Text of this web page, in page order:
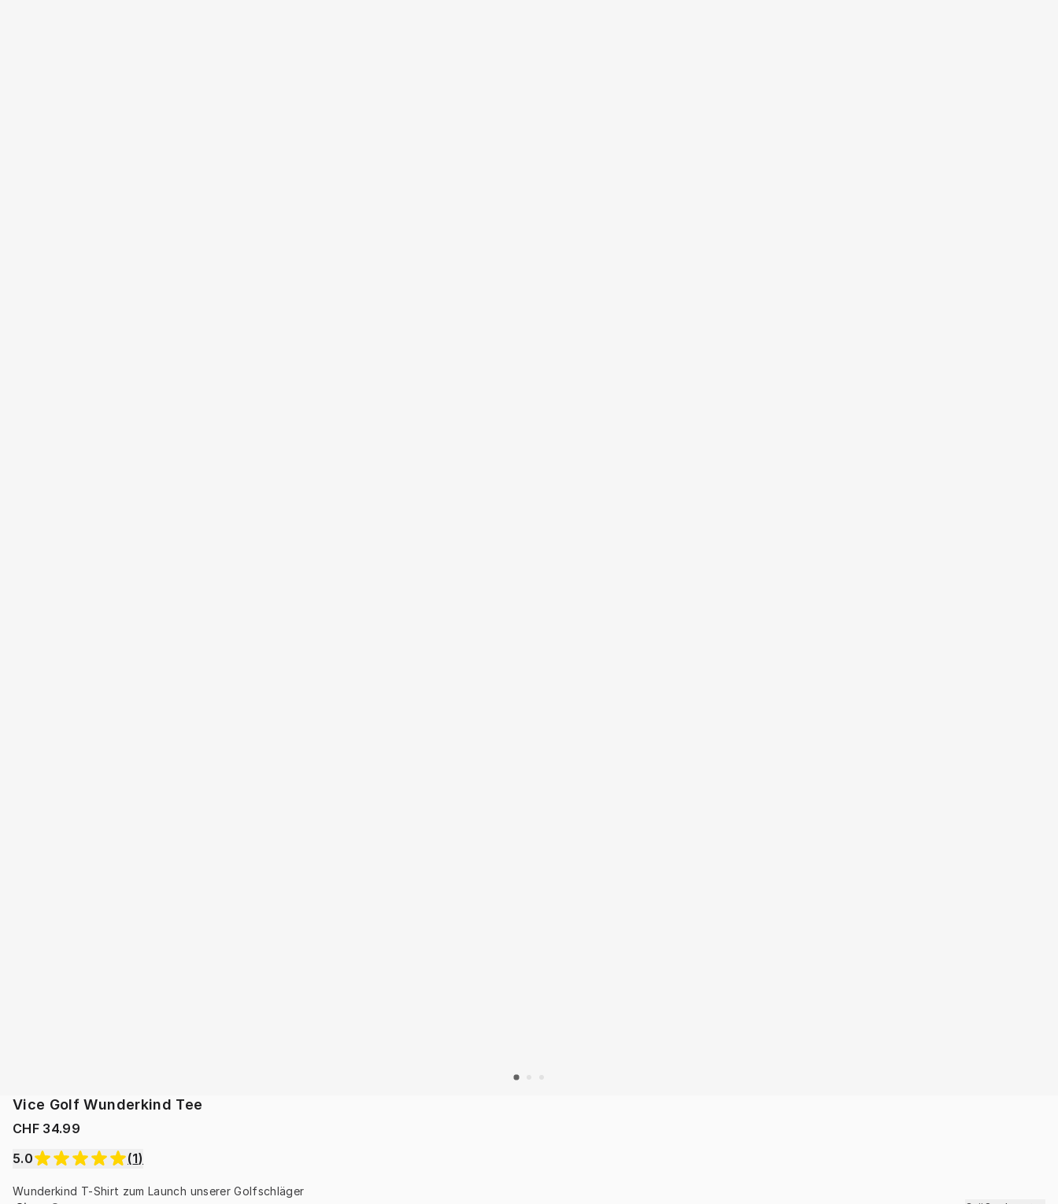
Vice Golf Wunderkind Tee
CHF 34.99
5.0
(1)
Wunderkind T-Shirt zum Launch unserer Golfschläger